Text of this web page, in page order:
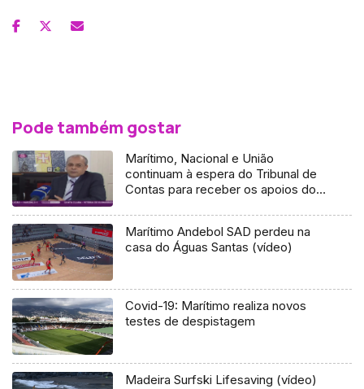
Pode também gostar
Marítimo, Nacional e União
continuam à espera do Tribunal de
Contas para receber os apoios do
época 2015-2016
Marítimo Andebol SAD perdeu na
casa do Águas Santas (vídeo)
Covid-19: Marítimo realiza novos
testes de despistagem
Madeira Surfski Lifesaving (vídeo)